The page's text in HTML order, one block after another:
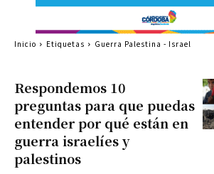
Respondemos 10
preguntas para que puedas
entender por qué están en
guerra israelíes y
palestinos
Inicio Etiquetas Guerra Palestina - Israel